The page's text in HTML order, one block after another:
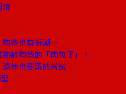
境
陶爸也有低潮…
齡陶爸的「肉包子」！
休也要勇於嘗試